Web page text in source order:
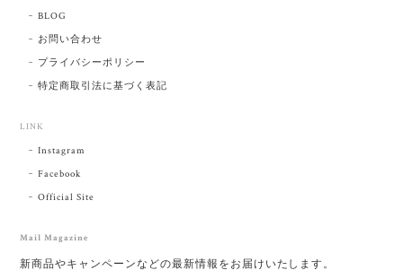
BLOG
お問い合わせ
プライバシーポリシー
特定商取引法に基づく表記
LINK
Instagram
Facebook
Official Site
Mail Magazine
新商品やキャンペーンなどの最新情報をお届けいたします。